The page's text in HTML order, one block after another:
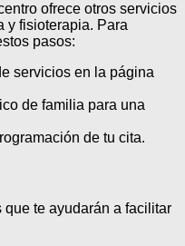
ofrece otros servicios
y fisioterapia. Para
pasos:
servicios en la página
de familia para una
de tu cita.
te ayudarán a facilitar